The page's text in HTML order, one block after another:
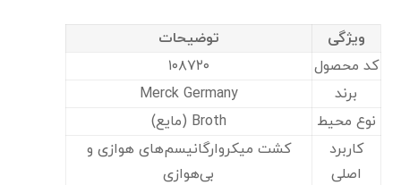
ویژگی
توضیحات
کد محصول
۱۰۸۷۲۰
برند
Merck Germany
نوع محیط
Broth (مایع)
کاربرد
اصلی
کشت میکروارگانیسم‌های هوازی و
بی‌هوازی